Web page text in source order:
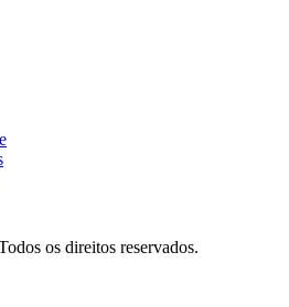
os direitos reservados.